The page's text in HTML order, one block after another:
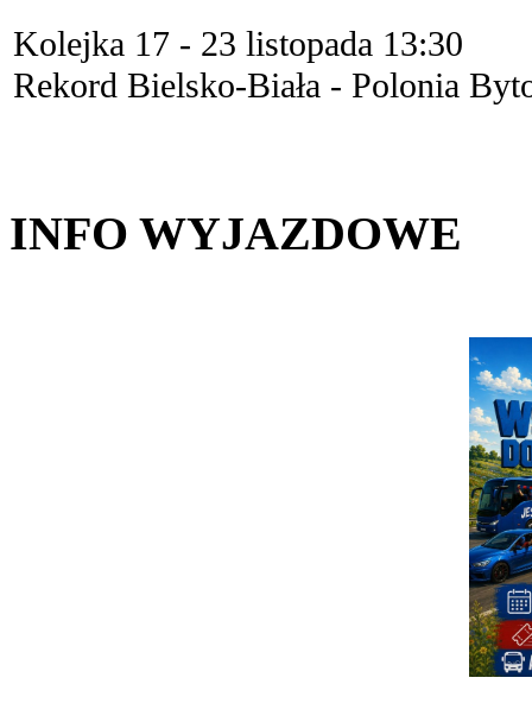
Kolejka 17 - 23 listopada 13:30
Rekord Bielsko-Biała - Polonia
INFO WYJAZDOWE